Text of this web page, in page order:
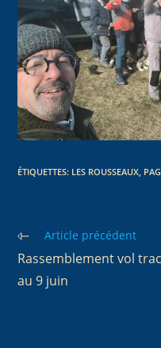
ÉTIQUETTES: LES ROUSSEAUX
Article précédent
Rassemblement vol
au 9 juin